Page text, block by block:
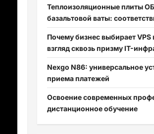
Теплоизоляционные плиты
базальтовой ваты:
Почему бизнес выбирает VPS
взгляд сквозь призму IT-
Nexgo N86: универсальное
приема платежей
Освоение современных
дистанционное обучение